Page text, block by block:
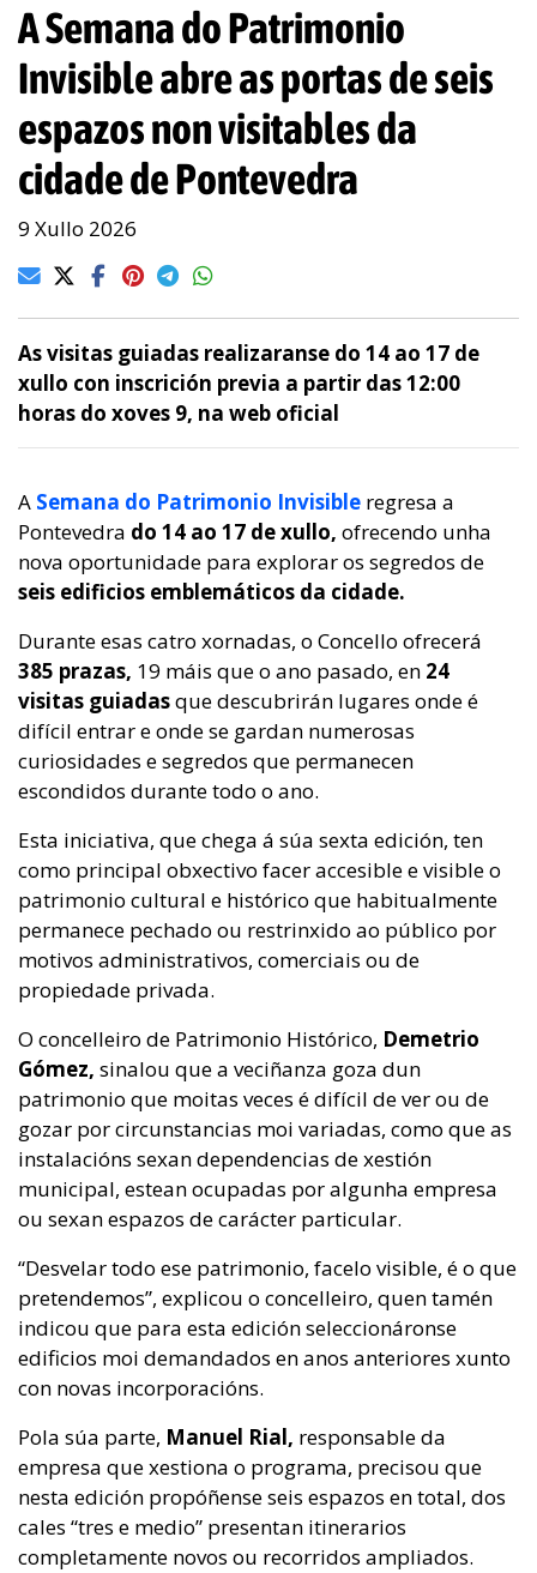
A Semana do Patrimonio
Invisible abre as portas de seis
espazos non visitables da
cidade de Pontevedra
9 Xullo 2026
As visitas guiadas realizaranse do 14 ao 17 de
xullo con inscrición previa a partir das 12:00
horas do xoves 9, na web oficial
A Semana do Patrimonio Invisible regresa a
Pontevedra do 14 ao 17 de xullo, ofrecendo unha
nova oportunidade para explorar os segredos de
seis edificios emblemáticos da cidade.
Durante esas catro xornadas, o Concello ofrecerá
385 prazas, 19 máis que o ano pasado, en 24
visitas guiadasque descubrirán lugares onde é
difícil entrar e onde se gardan numerosas
curiosidades e segredos que permanecen
escondidos durante todo o ano.
Esta iniciativa, que chega á súa sexta edición, ten
como principal obxectivo facer accesible e visible o
patrimonio cultural e histórico que habitualmente
permanece pechado ou restrinxido ao público por
motivos administrativos, comerciais ou de
propiedade privada.
O concelleiro de Patrimonio Histórico, Demetrio
Gómez, sinalou que a veciñanza goza dun
patrimonio que moitas veces é difícil de ver ou de
gozar por circunstancias moi variadas, como que as
instalacións sexan dependencias de xestión
municipal, estean ocupadas por algunha empresa
ou sexan espazos de carácter particular.
“Desvelar todo ese patrimonio, facelo visible, é o que
pretendemos”, explicou o concelleiro, quen tamén
indicou que para esta edición seleccionáronse
edificios moi demandados en anos anteriores xunto
con novas incorporacións.
Pola súa parte, Manuel Rial, responsable da
empresa que xestiona o programa, precisou que
nesta edición propóñense seis espazos en total, dos
cales “tres e medio” presentan itinerarios
completamente novos ou recorridos ampliados.